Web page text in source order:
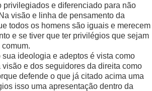
privilegiados e diferenciado para não
visão e linha de pensamento da
todos os homens são iguais e merecem
e se tiver que ter privilégios que sejam
ideologia e adeptos é vista como
e dos seguidores da direita como
defende o que já citado acima uma
isso uma apresentação dentro da